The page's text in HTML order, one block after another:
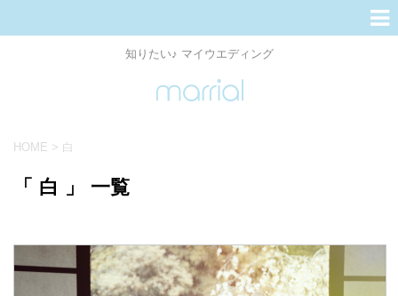
知りたい♪ マイウエディング
HOME > 白
「 白 」 一覧